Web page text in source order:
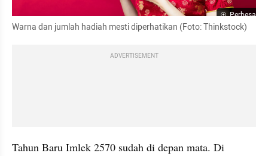
Perbesar
Warna dan jumlah hadiah mesti diperhatikan (Foto: Thinkstock)
ADVERTISEMENT
Tahun Baru Imlek 2570 sudah di depan mata. Di